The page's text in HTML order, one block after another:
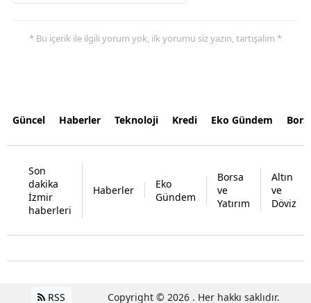
* Bu içerik ile ilgili yorum yok, ilk yorumu siz yazın, tartışalım *
Güncel Haberler Teknoloji Kredi Eko Gündem
Son
dakika
İzmir
haberleri
Haberler
Eko
Gündem
Borsa
ve
Yatırım
Altın
ve
Döviz
RSS Copyright © 2026 . Her hakkı saklıdır.